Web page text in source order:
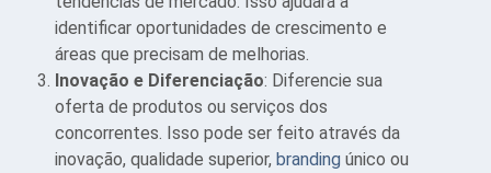
identificar oportunidades de crescimento e
áreas que precisam de melhorias.
Inovação e Diferenciação: Diferencie sua
oferta de produtos ou serviços dos
concorrentes. Isso pode ser feito através da
inovação, qualidade superior, branding único ou